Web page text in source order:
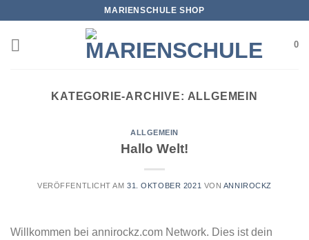
springen
MARIENSCHULE SHOP
0
KATEGORIE-ARCHIVE: ALLGEMEIN
ALLGEMEIN
Hallo Welt!
VERÖFFENTLICHT AM31. OKTOBER 2021 VON ANNIROCKZ
Willkommen bei annirockz.com Network. Dies ist dein